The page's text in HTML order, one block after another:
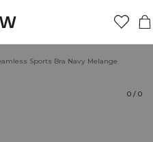
Sports Bra Navy Melange
0 / 0